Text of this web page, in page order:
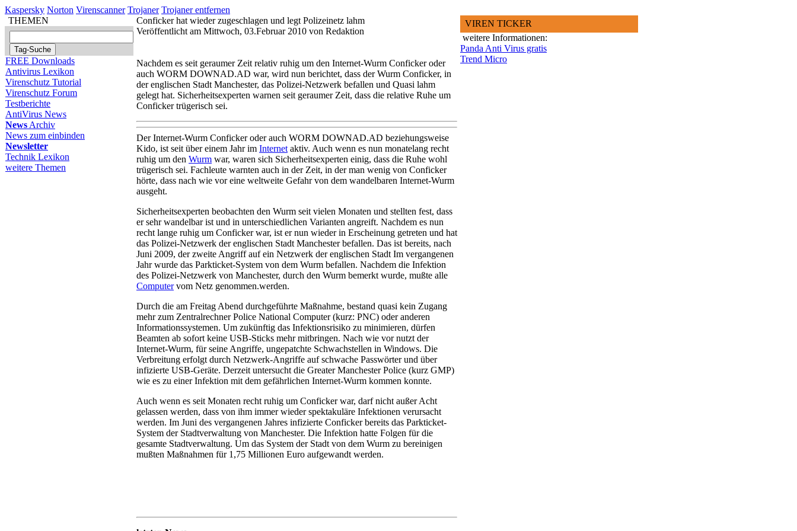
Kaspersky Norton Virenscanner Trojaner Trojaner entfernen
THEMEN
FREE Downloads
Antivirus Lexikon
Virenschutz Tutorial
Virenschutz Forum
Testberichte
AntiVirus News
News Archiv
News zum einbinden
Newsletter
Technik Lexikon
weitere Themen
Conficker hat wieder zugeschlagen und legt Polizeinetz lahm
Veröffentlicht am Mittwoch, 03.Februar 2010 von Redaktion
Nachdem es seit geraumer Zeit relativ ruhig um den Internet-Wurm Conficker oder
auch WORM DOWNAD.AD war, wird nun berichtet, dass der Wurm Conficker, in
der englischen Stadt Manchester, das Polizei-Netzwerk befallen und Quasi lahm
gelegt hat. Sicherheitsexperten warnen seit geraumer Zeit, dass die relative Ruhe um
Conficker trügerisch sei.
Der Internet-Wurm Conficker oder auch WORM DOWNAD.AD beziehungsweise
Kido, ist seit über einem Jahr im Internet aktiv. Auch wenn es nun monatelang recht
ruhig um den Wurm war, waren sich Sicherheitsexperten einig, dass die Ruhe wohl
trügerisch sei. Fachleute warnten auch in der Zeit, in der man wenig von Conficker
hörte, dass nach wie vor eine weltweite Gefahr von dem wandelbaren Internet-Wurm
ausgeht.
Sicherheitsexperten beobachten den Wurm seit vielen Monaten und stellten fest, dass
er sehr wandelbar ist und in unterschiedlichen Varianten angreift. Nachdem es nun
recht lange ruhig um Conficker war, ist er nun wieder in Erscheinung getreten und hat
das Polizei-Netzwerk der englischen Stadt Manchester befallen. Das ist bereits, nach
Juni 2009, der zweite Angriff auf ein Netzwerk der englischen Stadt Im vergangenen
Jahr wurde das Parkticket-System von dem Wurm befallen. Nachdem die Infektion
des Polizei-Netzwerk von Manchester, durch den Wurm bemerkt wurde, mußte alle
Computervom Netz genommen.werden.
Durch die am Freitag Abend durchgeführte Maßnahme, bestand quasi kein Zugang
mehr zum Zentralrechner Police National Computer (kurz: PNC) oder anderen
Informationssystemen. Um zukünftig das Infektionsrisiko zu minimieren, dürfen
Beamten ab sofort keine USB-Sticks mehr mitbringen. Nach wie vor nutzt der
Internet-Wurm, für seine Angriffe, ungepatchte Schwachstellen in Windows. Die
Verbreitung erfolgt durch Netzwerk-Angriffe auf schwache Passwörter und über
infizierte USB-Geräte. Derzeit untersucht die Greater Manchester Police (kurz GMP)
wie es zu einer Infektion mit dem gefährlichen Internet-Wurm kommen konnte.
Auch wenn es seit Monaten recht ruhig um Conficker war, darf nicht außer Acht
gelassen werden, dass von ihm immer wieder spektakuläre Infektionen verursacht
werden. Im Juni des vergangenen Jahres infizierte Conficker bereits das Parkticket-
System der Stadtverwaltung von Manchester. Die Infektion hatte Folgen für die
gesamte Stadtverwaltung. Um das System der Stadt von dem Wurm zu bereinigen
mußten Maßnahmen für 1,75 Millionen Euro aufgewandt werden.
VIREN TICKER
weitere Informationen:
Panda Anti Virus gratis
Trend Micro